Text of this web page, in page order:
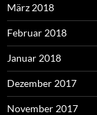
März 2018
Februar 2018
Januar 2018
Dezember 2017
November 2017